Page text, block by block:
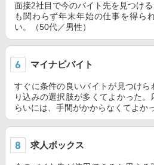
面接2社目で今のバイト先を見つけ
も関わらず年末年始の仕事を得ら
い。（50代／男性）
マイナビバイト
すぐに条件の良いバイトが見つけ
り込みの選択肢が多くてよかった。
らいには、手間がかからなくてよか
求人ボックス